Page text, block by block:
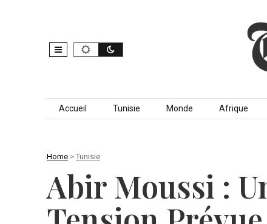
Skip to content
Accueil Tunisie Monde Afrique
Home > Tunisie
Abir Moussi :